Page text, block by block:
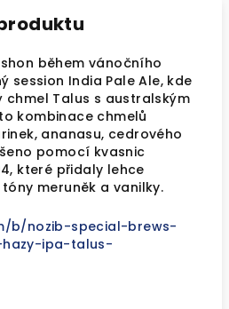
během vánočního
session India Pale Ale, kde
chmel Talus s australským
kombinace chmelů
ananasu, cedrového
pomocí kvasnic
které přidaly lehce
meruněk a vanilky.
b/nozib-special-brews-
ipa-talus-